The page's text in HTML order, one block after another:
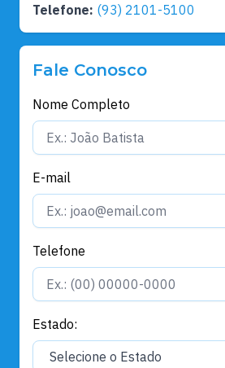
Telefone: (93) 2101-5100
Fale Conosco
Nome Completo
E-mail
Telefone
Estado: